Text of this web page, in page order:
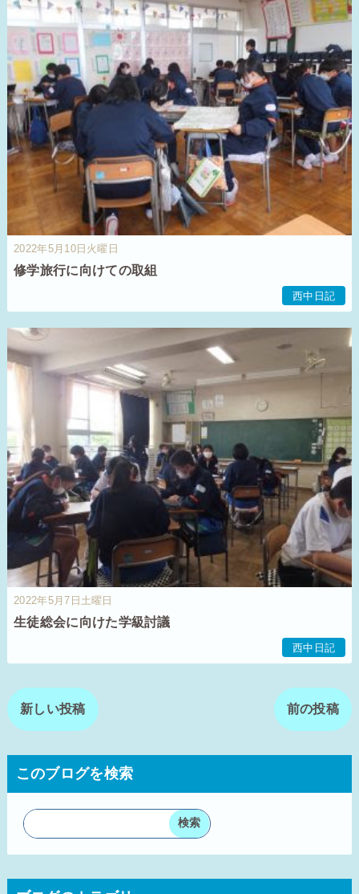
2022年5月10日火曜日
修学旅行に向けての取組
西中日記
2022年5月7日土曜日
生徒総会に向けた学級討議
西中日記
新しい投稿 前の投稿
このブログを検索